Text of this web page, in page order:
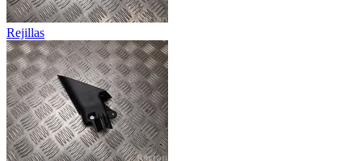
Rejillas